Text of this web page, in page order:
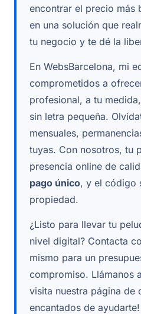
encontrar el precio más
en una solución que
tu negocio y te dé la
En WebsBarcelona, mi
comprometidos a
profesional, a tu
sin letra pequeña.
mensuales,
tuyas. Con nosotros, tu
presencia online de
pago único, y el código
propiedad.
¿Listo para llevar tu
nivel digital? Contacta
mismo para un
compromiso. Llámanos
visita nuestra página de
encantados de ayudarte!